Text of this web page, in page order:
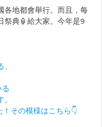
各地都會舉行。而且，每
祭典🏮給大家。今年是9
その模様はこちら👇